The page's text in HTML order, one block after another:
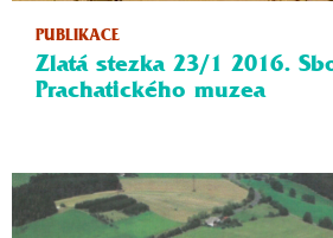
PUBLIKACE
Zlatá stezka 23/1 2016.
Prachatického muzea